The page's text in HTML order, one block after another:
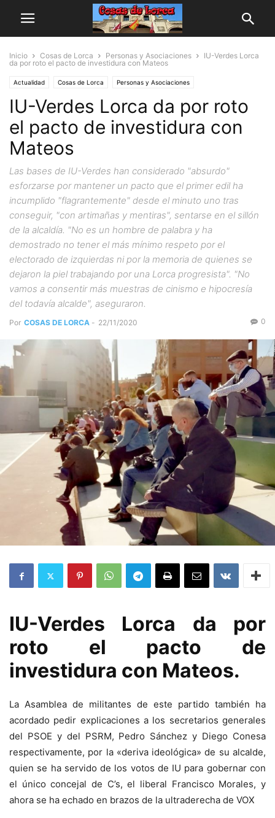
Inicio Cosas de Lorca Personas y Asociaciones
IU-Verdes Lorca
da por roto el pacto de investidura con Mateos
Actualidad Cosas de Lorca Personas y Asociaciones
IU-Verdes Lorca da por roto
el pacto de investidura con
Mateos
Las bases de IU-Verdes han considerado "absurdo"
esforzarse por mantener un pacto que el primer edil ha
incumplido "flagrantemente" desde el minuto uno tras
conseguir, "con artimañas y mentiras", sentarse en el sillón
de la alcaldía. "No es un hombre de palabra y ha
demostrado no tener el más mínimo respeto por el
electorado de izquierdas ni por la memoria de quienes se
dejaron la piel trabajando por una Lorca progresista". "No
vamos a consentir más muestras de cinismo e hipocresía
del todavía alcalde", aseguraron.
Por COSAS DE LORCA - 22/11/2020 0
IU-Verdes Lorca da por
roto el pacto de
investidura con Mateos.
La Asamblea de militantes de este partido también ha
acordado pedir explicaciones a los secretarios generales
del PSOE y del PSRM, Pedro Sánchez y Diego Conesa
respectivamente, por la «deriva ideológica» de su alcalde,
quien se ha servido de los votos de IU para gobernar con
el único concejal de C’s, el liberal Francisco Morales, y
ahora se ha echado en brazos de la ultraderecha de VOX